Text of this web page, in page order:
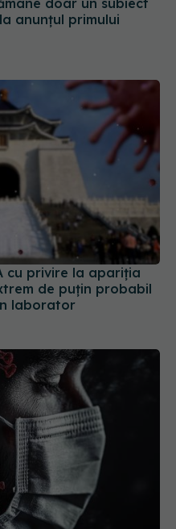
cu privire la apariția
de puţin probabil
laborator
descifrată. De
de memorie